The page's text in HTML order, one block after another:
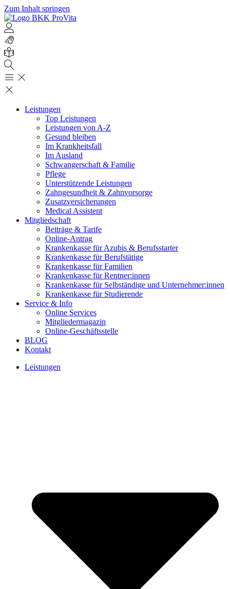
Zum Inhalt springen
Leistungen
Top Leistungen
Leistungen von A-Z
Gesund bleiben
Im Krankheitsfall
Im Ausland
Schwangerschaft & Familie
Pflege
Unterstützende Leistungen
Zahngesundheit & Zahnvorsorge
Zusatzversicherungen
Medical Assistent
Mitgliedschaft
Beiträge & Tarife
Online-Antrag
Krankenkasse für Azubis & Berufsstarter
Krankenkasse für Berufstätige
Krankenkasse für Familien
Krankenkasse für Rentner:innen
Krankenkasse für Selbständige und Unternehmer:innen
Krankenkasse für Studierende
Service & Info
Online Services
Mitgliedermagazin
Online-Geschäftsstelle
BLOG
Kontakt
Leistungen